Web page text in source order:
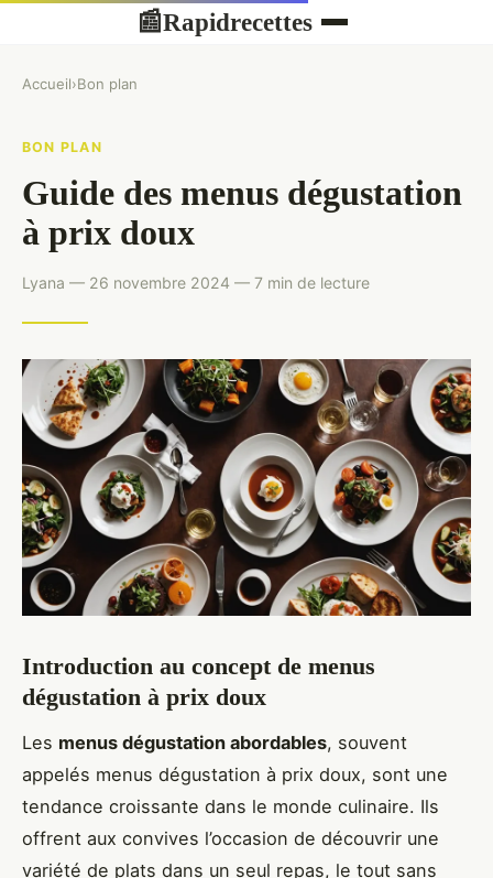
📰Rapidrecettes
Accueil›Bon plan
BON PLAN
Guide des menus dégustation
à prix doux
Lyana — 26 novembre 2024 — 7 min de lecture
Introduction au concept de menus
dégustation à prix doux
Les menus dégustation abordables, souvent
appelés menus dégustation à prix doux, sont une
tendance croissante dans le monde culinaire. Ils
offrent aux convives l’occasion de découvrir une
variété de plats dans un seul repas, le tout sans